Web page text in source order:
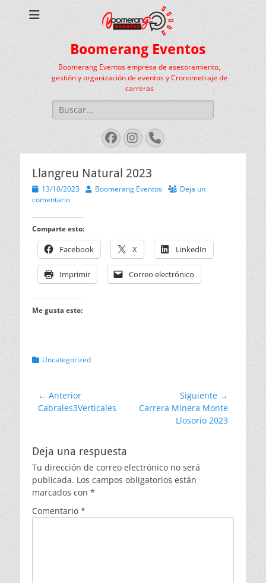
Boomerang Eventos
Boomerang Eventos empresa de asesoramiento,
gestión y organización de eventos y Cronometraje de
carreras
Buscar:
Facebook
Instagram
Teléfono
Llangreu Natural 2023
Publicado
el
13/10/2023 AutorBoomerang Eventos
Deja un
comentario
Comparte esto:
Facebook X LinkedIn
Imprimir Correo electrónico
Me gusta esto:
Categorias
Uncategorized
Navegación
de
← Anterior
Entrada
Cabrales3Verticales
Siguiente →
Entrada
Carrera Minera Monte
Llosorio 2023
Deja una respuesta
Tu dirección de correo electrónico no será
publicada. Los campos obligatorios están
marcados con *
Comentario *